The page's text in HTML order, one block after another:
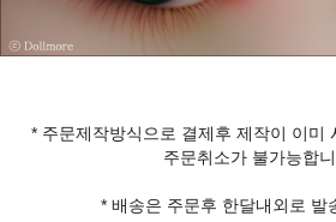
* 주문제작방식으로 결제후 제작이 이미
주문취소가 불가능합
* 배송은 주문후 한달내외로 발